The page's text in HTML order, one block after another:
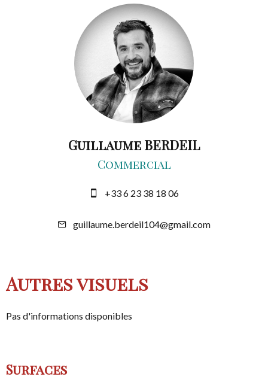
Guillaume BERDEIL
Commercial
+33 6 23 38 18 06
guillaume.berdeil104@gmail.com
Autres visuels
Pas d'informations disponibles
Surfaces